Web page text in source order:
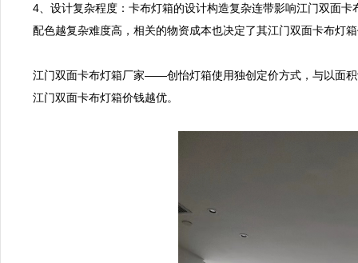
4、设计复杂程度：卡布灯箱的设计构造复杂连带影响江门双面
配色越复杂难度高，相关的物资成本也决定了其江门双面卡布灯
江门双面卡布灯箱厂家——创怡灯箱使用独创定价方式，与以面
江门双面卡布灯箱价钱越优。